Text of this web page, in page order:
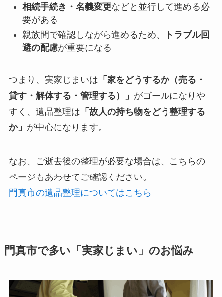
相続手続き・名義変更などと並行して進める必
要がある
親族間で確認しながら進めるため、
トラブル回
避の配慮が重要になる
つまり、実家じまいは 「家をどうするか（売る・
貸す・解体する・管理する）」 がゴールになりや
すく、遺品整理は 「故人の持ち物をどう整理する
か」 が中心になります。
なお、ご逝去後の整理が必要な場合は、こちらの
ページもあわせてご確認ください。
門真市の遺品整理についてはこちら
門真市で多い「実家じまい」のお悩み